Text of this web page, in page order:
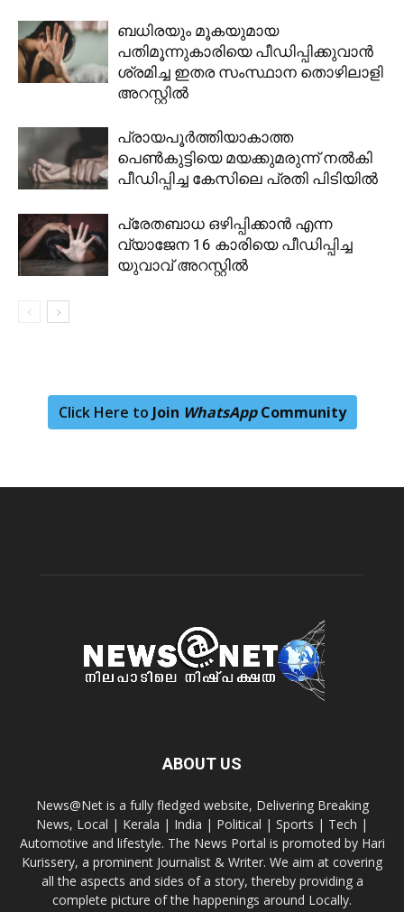
ബധിരയും മൂകയുമായ
പതിമൂന്നുകാരിയെ പീഡിപ്പിക്കുവാൻ
ശ്രമിച്ച ഇതര സംസ്ഥാന തൊഴിലാളി
അറസ്റ്റിൽ
പ്രായപൂർത്തിയാകാത്ത
പെൺകുട്ടിയെ മയക്കുമരുന്ന് നൽകി
പീഡിപ്പിച്ച കേസിലെ പ്രതി പിടിയിൽ
പ്രേതബാധ ഒഴിപ്പിക്കാൻ എന്ന
വ്യാജേന 16 കാരിയെ പീഡിപ്പിച്ച
യുവാവ് അറസ്റ്റിൽ
Click Here to Join WhatsAppCommunity
ABOUT US
News@Net is a fully fledged website, Delivering Breaking
News, Local | Kerala | India | Political | Sports | Tech |
Automotive and lifestyle. The News Portal is promoted by Hari
Kurissery, a prominent Journalist & Writer. We aim at covering
all the aspects and sides of a story, thereby providing a
complete picture of the happenings around Locally.